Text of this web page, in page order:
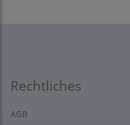
Rechtliches
AGB